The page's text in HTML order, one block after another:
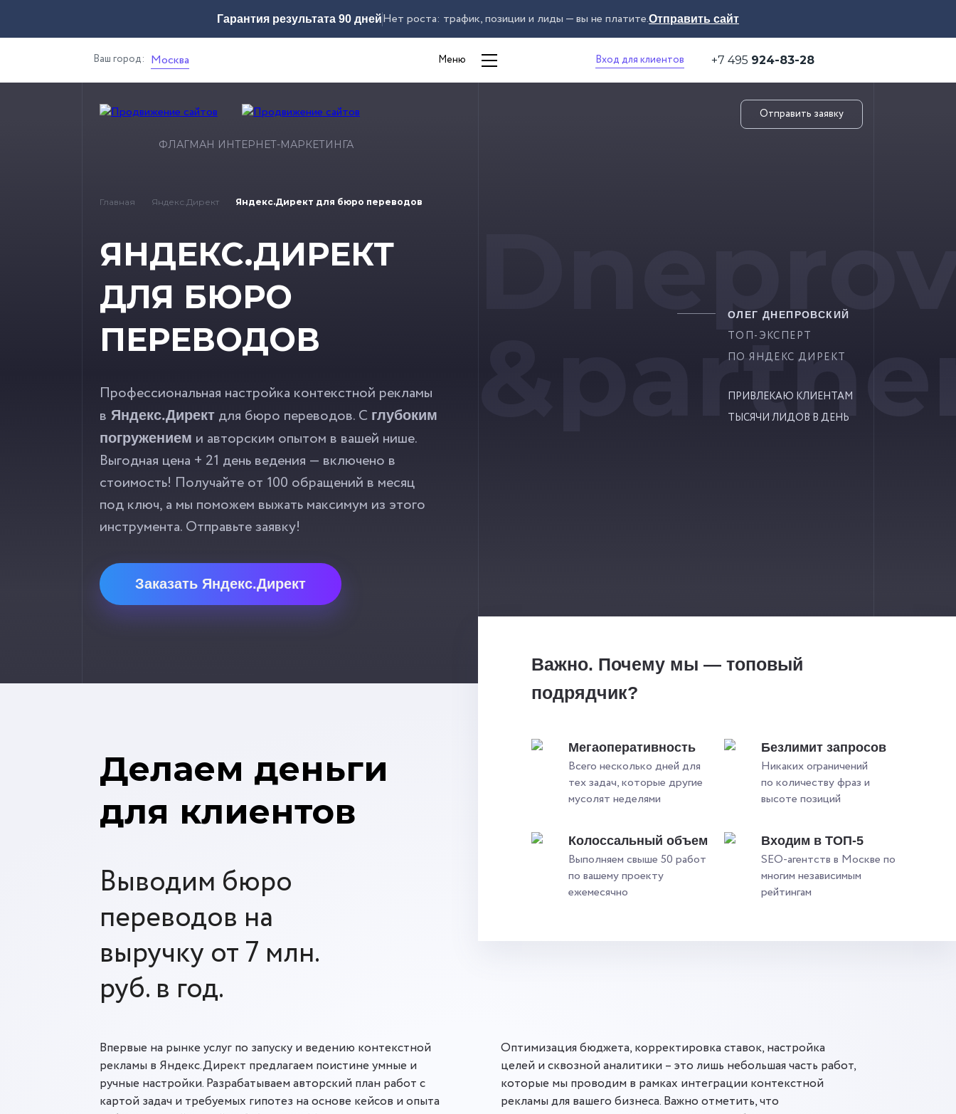
Гарантия результата 90 днейНет роста: трафик, позиции и лиды — вы не платите.Отправить сайт
Ваш город: Москва Меню Вход для клиентов +7 495 924-83-28
ФЛАГМАН ИНТЕРНЕТ-МАРКЕТИНГА
Отправить заявку
Главная Яндекс.Директ Яндекс.Директ для бюро переводов
ЯНДЕКС.ДИРЕКТ
ДЛЯ БЮРО
ПЕРЕВОДОВ
Профессиональная настройка контекстной рекламы
в Яндекс.Директ для бюро переводов. С глубоким
погружением и авторским опытом в вашей нише.
Выгодная цена + 21 день ведения — включено в
стоимость! Получайте от 100 обращений в месяц
под ключ, а мы поможем выжать максимум из этого
инструмента. Отправьте заявку!
Заказать Яндекс.Директ
ОЛЕГ ДНЕПРОВСКИЙ
ТОП-ЭКСПЕРТ
ПО ЯНДЕКС ДИРЕКТ
ПРИВЛЕКАЮ КЛИЕНТАМ
ТЫСЯЧИ ЛИДОВ В ДЕНЬ
Делаем деньги
для клиентов
Выводим бюро
переводов на
выручку от 7 млн.
руб. в год.
Важно. Почему мы — топовый
подрядчик?
Мегаоперативность
Всего несколько дней для
тех задач, которые другие
мусолят неделями
Безлимит запросов
Никаких ограничений
по количеству фраз и
высоте позиций
Колоссальный объем
Выполняем свыше 50 работ
по вашему проекту
ежемесячно
Входим в ТОП-5
SEO-агентств в Москве по
многим независимым
рейтингам
Впервые на рынке услуг по запуску и ведению контекстной
рекламы в Яндекс.Директ предлагаем поистине умные и
ручные настройки. Разрабатываем авторский план работ с
картой задач и требуемых гипотез на основе кейсов и опыта
Оптимизация бюджета, корректировка ставок, настройка
целей и сквозной аналитики – это лишь небольшая часть работ,
которые мы проводим в рамках интеграции контекстной
рекламы для вашего бизнеса. Важно отметить, что